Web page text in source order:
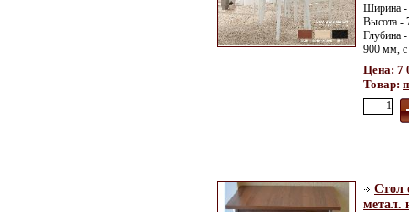
Ширина
Высота -
Глубина
900 мм,
Цена: 7
Товар:
Стол
метал.